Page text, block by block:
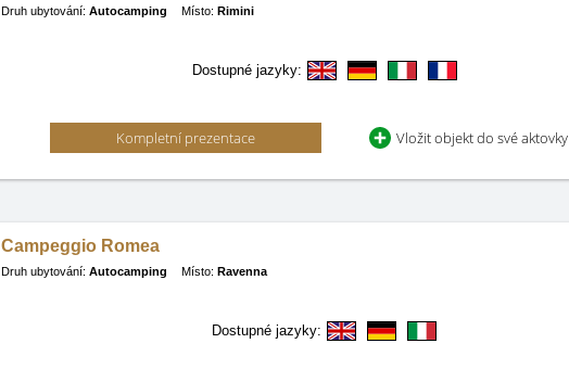
Druh ubytování: Autocamping Místo: Rimini
Dostupné jazyky:
Kompletní prezentace Vložit objekt do své aktovky
Campeggio Romea
Druh ubytování: Autocamping Místo: Ravenna
Dostupné jazyky: